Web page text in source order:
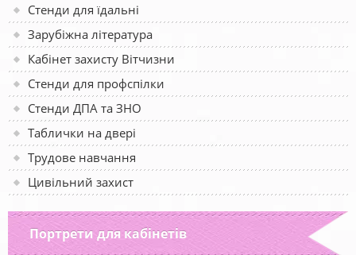
Стенди для їдальні
Зарубіжна література
Кабінет захисту Вітчизни
Стенди для профспілки
Стенди ДПА та ЗНО
Таблички на двері
Трудове навчання
Цивільний захист
Портрети для кабінетів